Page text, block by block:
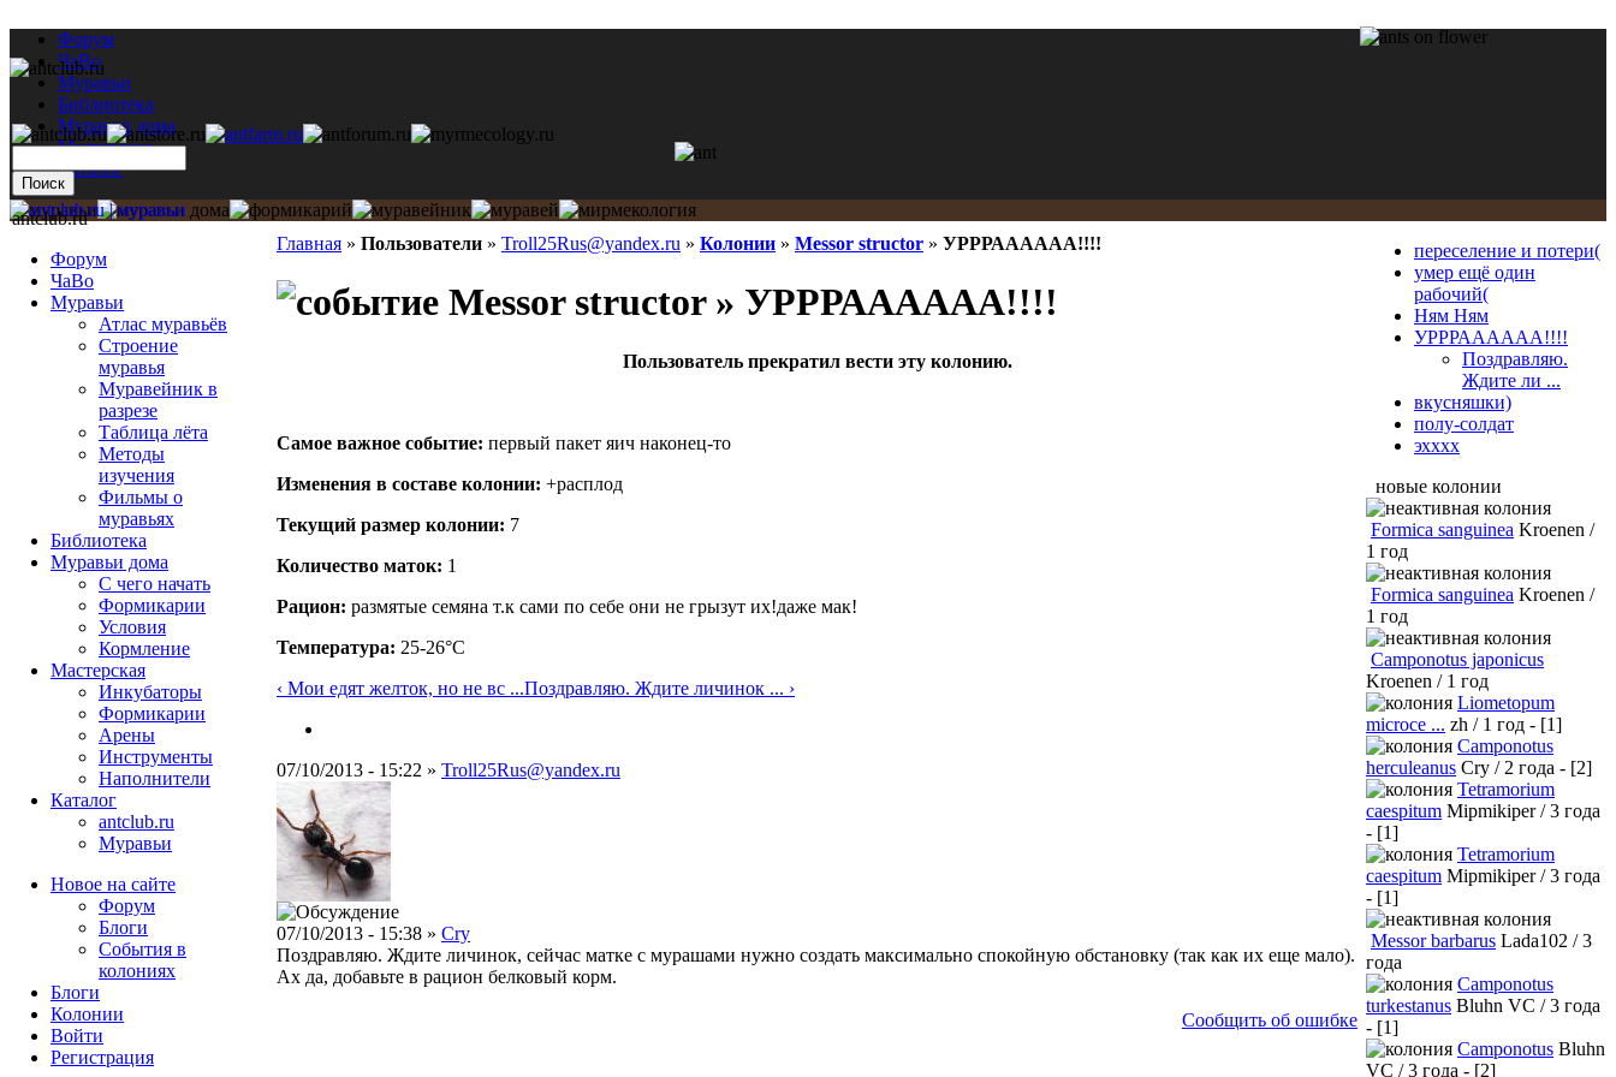
Форум
ЧаВо
Муравьи
Библиотека
Муравьи дома
Мастерская
Каталог
Главная » Пользователи » Troll25Rus@yandex.ru » Колонии » Messor structor » УРРРАААААА!!!!
Messor structor » УРРРАААААА!!!!
Пользователь прекратил вести эту колонию.
Самое важное событие: первый пакет яич наконец-то
Изменения в составе кoлонии: +расплод
Текущий размер кoлонии: 7
Количество маток: 1
Рацион: размятые семяна т.к сами по себе они не грызут их!даже мак!
Температура: 25-26°C
‹ Мои едят желток, но не вс ...Поздравляю. Ждите личинок ... ›
07/10/2013 - 15:22 » Troll25Rus@yandex.ru
07/10/2013 - 15:38 » Cry
Поздравляю. Ждите личинок, сейчас матке с мурашами нужно создать максимально спокойную обстановку (так как их еще мало).
Ах да, добавьте в рацион белковый корм.
Сообщить об ошибке
antclub.ru
Форум
ЧаВо
Муравьи
Атлас муравьёв
Строение
муравья
Муравейник в
разрезе
Таблица лёта
Методы
изучения
Фильмы о
муравьях
Библиотека
Муравьи дома
С чего начать
Формикарии
Условия
Кормление
Мастерская
Инкубаторы
Формикарии
Арены
Инструменты
Наполнители
Каталог
antclub.ru
Муравьи
Новое на сайте
Форум
Блоги
События в
колониях
Блоги
Колонии
Войти
Peгиcтpaция
переселение и потери(
умер ещё один
рабочий(
Ням Ням
УРРРАААААА!!!!
Поздравляю.
Ждите ли ...
вкусняшки)
полу-солдат
эхххх
новые колонии
Formica sanguinea Kroenen /
1 год
Formica sanguinea Kroenen /
1 год
Camponotus japonicus
Kroenen / 1 год
Liometopum
microce ... zh / 1 год - [1]
Camponotus
herculeanus Cry / 2 года - [2]
Tetramorium
caespitum Mipmikiper / 3 года
- [1]
Tetramorium
caespitum Mipmikiper / 3 года
- [1]
Messor barbarus Lada102 / 3
года
Camponotus
turkestanus Bluhn VC / 3 года
- [1]
Camponotus Bluhn
VC / 3 года - [2]